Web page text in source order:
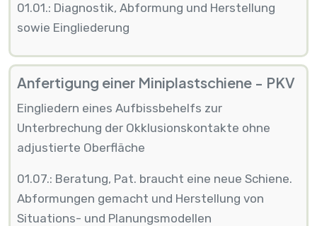
01.01.: Diagnostik, Abformung und Herstellung
sowie Eingliederung
Anfertigung einer Miniplastschiene - PKV
Eingliedern eines Aufbissbehelfs zur
Unterbrechung der Okklusionskontakte ohne
adjustierte Oberfläche
01.07.: Beratung, Pat. braucht eine neue Schiene.
Abformungen gemacht und Herstellung von
Situations- und Planungsmodellen